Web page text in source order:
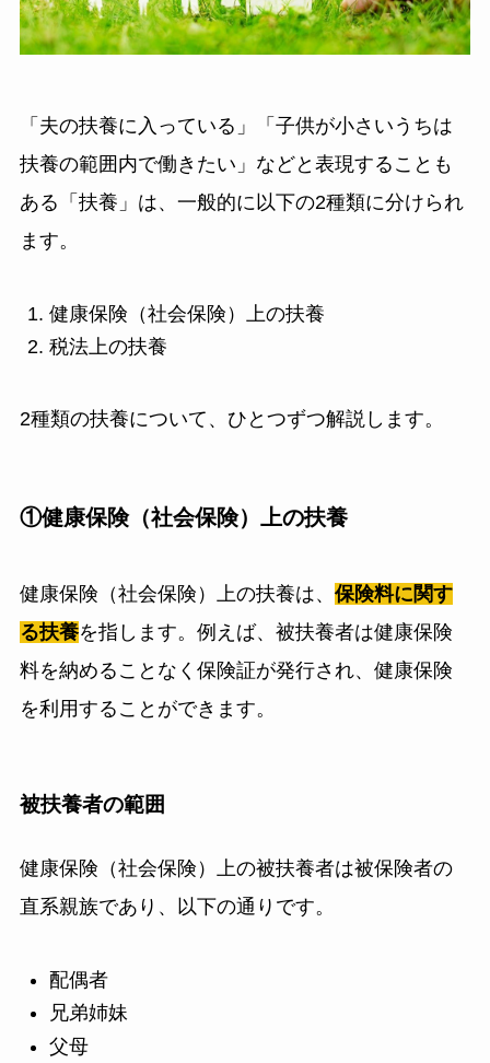
「夫の扶養に入っている」「子供が小さいうちは
扶養の範囲内で働きたい」などと表現することも
ある「扶養」は、一般的に以下の2種類に分けられ
ます。
健康保険（社会保険）上の扶養
税法上の扶養
2種類の扶養について、ひとつずつ解説します。
①健康保険（社会保険）上の扶養
健康保険（社会保険）上の扶養は、 保険料に関す
る扶養を指します。例えば、被扶養者は健康保険
料を納めることなく保険証が発行され、健康保険
を利用することができます。
被扶養者の範囲
健康保険（社会保険）上の被扶養者は被保険者の
直系親族であり、以下の通りです。
配偶者
兄弟姉妹
父母